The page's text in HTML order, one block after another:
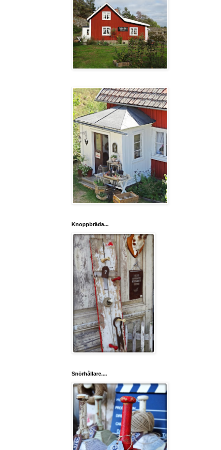
Knoppbräda...
Snörhållare....